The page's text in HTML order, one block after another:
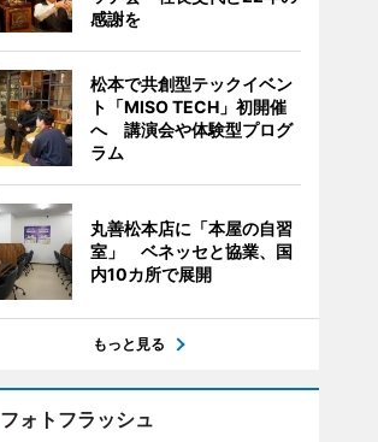
感謝を
松本で共創型テックイベン
ト「MISO TECH」初開催
へ 講演会や体験型プログ
ラム
丸善松本店に「本屋の自習
室」 ベネッセと協業、国
内10カ所で展開
もっと見る
フォトフラッシュ